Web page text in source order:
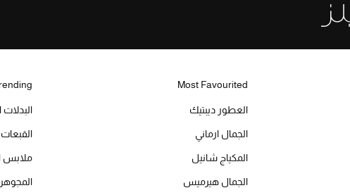
Most Favourited
العطور ديبتيك
الجمال ارماني
المكياج شانيل
الجمال هيرميس
البدلات
القبعات
ملابس